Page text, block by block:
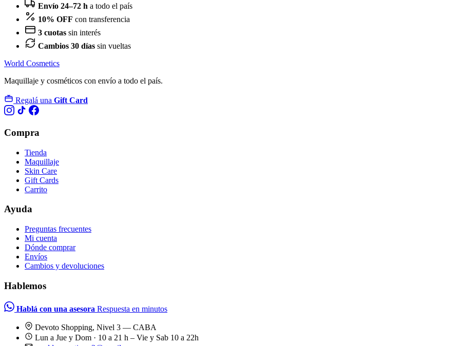
Envío 24–72 h a todo el país
10% OFF con transferencia
3 cuotas sin interés
Cambios 30 días sin vueltas
World Cosmetics
Maquillaje y cosméticos con envío a todo el país.
Regalá una Gift Card
Compra
Tienda
Maquillaje
Skin Care
Gift Cards
Carrito
Ayuda
Preguntas frecuentes
Mi cuenta
Dónde comprar
Envíos
Cambios y devoluciones
Hablemos
Hablá con una asesora Respuesta en minutos
Devoto Shopping, Nivel 3 — CABA
Lun a Jue y Dom · 10 a 21 h – Vie y Sab 10 a 22h